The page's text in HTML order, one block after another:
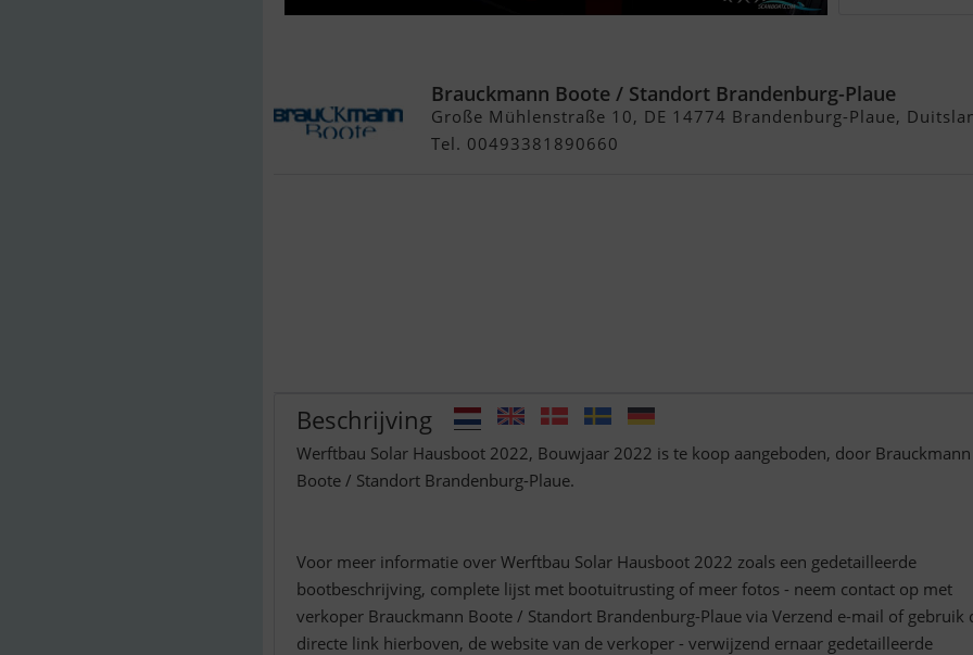
Brauckmann Boote / Standort Brandenburg-Plaue
Große Mühlenstraße 10, DE 14774 Brandenburg-Plaue,
Tel. 00493381890660
Beschrijving
Werftbau Solar Hausboot 2022, Bouwjaar 2022 is te koop aangeboden, door Brauckmann
Boote / Standort Brandenburg-Plaue.
Voor meer informatie over Werftbau Solar Hausboot 2022 zoals een gedetailleerde
bootbeschrijving, complete lijst met bootuitrusting of meer fotos - neem contact op met
verkoper Brauckmann Boote / Standort Brandenburg-Plaue via Verzend e-mail of gebruik
directe link hierboven, de website van de verkoper - verwijzend ernaar gedetailleerde